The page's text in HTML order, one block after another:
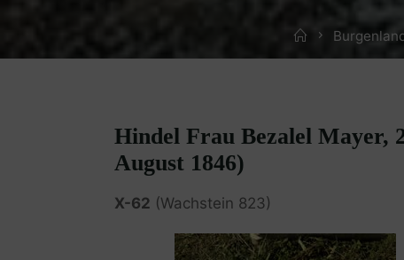
Home
Hindel Frau Bezalel Mayer,
August 1846)
X-62 (Wachstein 823)